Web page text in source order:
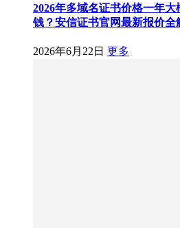
2026年多域名证书价格一年大
钱？安信证书官网最新报价全
2026年6月22日 更多